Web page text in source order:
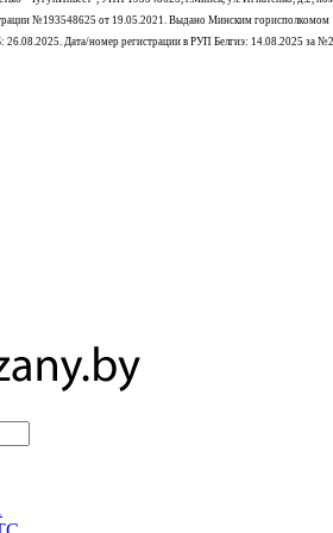
№193548625 от 19.05.2021. Выдано Минским горисполкомом
26.08.2025. Дата/номер регистрации в РУП Белгиэ: 14.08.2025 за